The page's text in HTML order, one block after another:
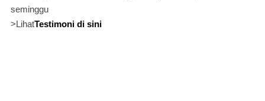
seminggu
>LihatTestimoni di sini